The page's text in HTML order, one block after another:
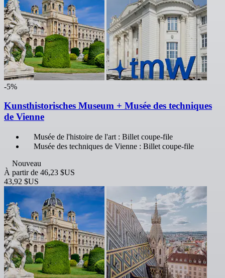
-5%
Kunsthistorisches Museum + Musée des techniques
de Vienne
Musée de l'histoire de l'art : Billet coupe-file
Musée des techniques de Vienne : Billet coupe-file
Nouveau
À partir de 46,23 $US
43,92 $US